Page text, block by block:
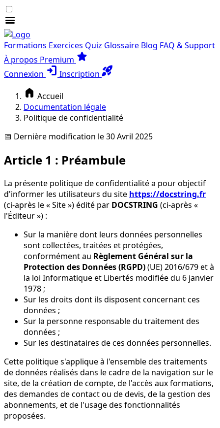
menu
Formations Exercices Quiz Glossaire Blog FAQ & Support
À propos Premium star
Connexion login Inscription rocket_launch
home Accueil
Documentation légale
Politique de confidentialité
📅 Dernière modification le 30 Avril 2025
Article 1 : Préambule
La présente politique de confidentialité a pour objectif
d'informer les utilisateurs du site https://docstring.fr
(ci-après le « Site ») édité par DOCSTRING (ci-après «
l'Éditeur ») :
Sur la manière dont leurs données personnelles
sont collectées, traitées et protégées,
conformément au Règlement Général sur la
Protection des Données (RGPD)(UE) 2016/679 et à
la loi Informatique et Libertés modifiée du 6 janvier
1978 ;
Sur les droits dont ils disposent concernant ces
données ;
Sur la personne responsable du traitement des
données ;
Sur les destinataires de ces données personnelles.
Cette politique s'applique à l'ensemble des traitements
de données réalisés dans le cadre de la navigation sur le
site, de la création de compte, de l'accès aux formations,
des demandes de contact ou de devis, de la gestion des
abonnements, et de l'usage des fonctionnalités
proposées.